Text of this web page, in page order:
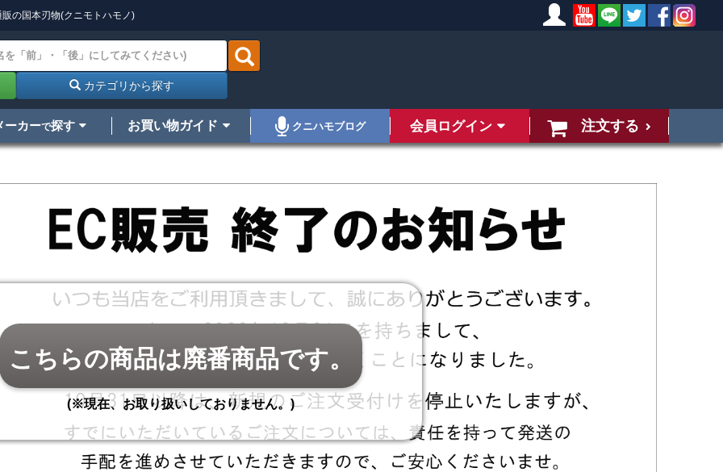
の国本刃物(クニモトハモノ)
カテゴリから探す
ーカーで探す お買い物ガイド クニハモブログ 会員ログイン 注文する
こちらの商品は廃番商品です。
(※現在、お取り扱いしておりません。)